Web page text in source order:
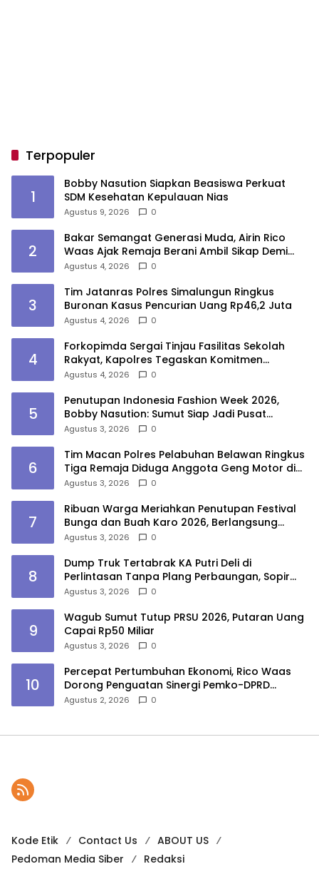
Terpopuler
1
Bobby Nasution Siapkan Beasiswa Perkuat
SDM Kesehatan Kepulauan Nias
Agustus 9, 2026 0
2
Bakar Semangat Generasi Muda, Airin Rico
Waas Ajak Remaja Berani Ambil Sikap Demi
Masa Depan
Agustus 4, 2026 0
3
Tim Jatanras Polres Simalungun Ringkus
Buronan Kasus Pencurian Uang Rp46,2 Juta
Agustus 4, 2026 0
4
Forkopimda Sergai Tinjau Fasilitas Sekolah
Rakyat, Kapolres Tegaskan Komitmen
Ciptakan Lingkungan Belajar Aman dan
Agustus 4, 2026 0
5
Penutupan Indonesia Fashion Week 2026,
Bobby Nasution: Sumut Siap Jadi Pusat
Fashion Indonesia Lewat Wastra
Agustus 3, 2026 0
6
Tim Macan Polres Pelabuhan Belawan Ringkus
Tiga Remaja Diduga Anggota Geng Motor di
Marelan
Agustus 3, 2026 0
7
Ribuan Warga Meriahkan Penutupan Festival
Bunga dan Buah Karo 2026, Berlangsung
Aman di Bawah Pengamanan Gabungan
Agustus 3, 2026 0
8
Dump Truk Tertabrak KA Putri Deli di
Perlintasan Tanpa Plang Perbaungan, Sopir
Tewas
Agustus 3, 2026 0
9
Wagub Sumut Tutup PRSU 2026, Putaran Uang
Capai Rp50 Miliar
Agustus 3, 2026 0
10
Percepat Pertumbuhan Ekonomi, Rico Waas
Dorong Penguatan Sinergi Pemko-DPRD
Medan
Agustus 2, 2026 0
Kode Etik Contact Us
ABOUT US
Pedoman Media Siber
Redaksi